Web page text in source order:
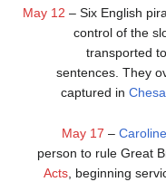
May 12 – Six English
control of the
transported
sentences. They
captured in
May 17 –
person to rule Great
Acts, beginning